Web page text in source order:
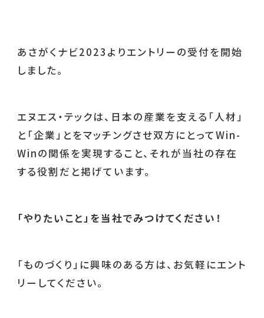
あさがくナビ2023よりエントリーの受付を開始
しました。
エヌエス・テックは、日本の産業を支える「人材」
と「企業」とをマッチングさせ双方にとってWin-
Winの関係を実現すること、それが当社の存在
する役割だと掲げています。
「やりたいこと」を当社でみつけてください！
「ものづくり」に興味のある方は、お気軽にエント
リーしてください。